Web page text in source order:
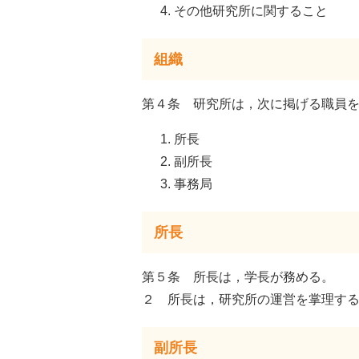
その他研究所に関すること
組織
第４条 研究所は，次に掲げる職員を
所長
副所長
事務局
所長
第５条 所長は，学長が務める。
２ 所長は，研究所の運営を掌理する
副所長